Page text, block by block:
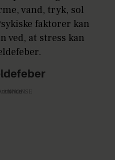
udløse
er bl.a.
og
vand, tryk, sol
faktorer kan
ved, at stress kan